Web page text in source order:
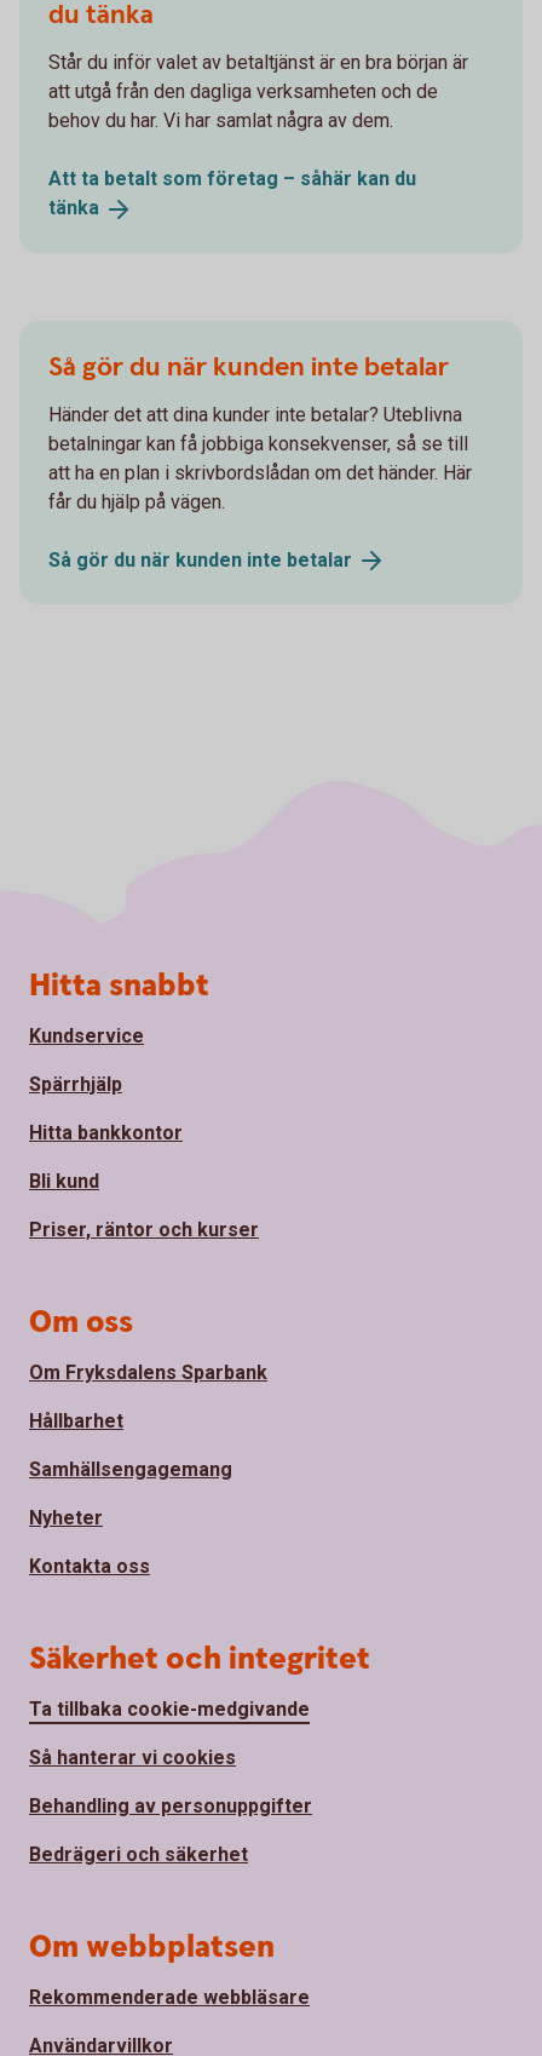
du tänka
Står du inför valet av betaltjänst är en bra början är
att utgå från den dagliga verksamheten och de
behov du har. Vi har samlat några av dem.
Att ta betalt som företag – såhär kan du
tänka
Så gör du när kunden inte betalar
Händer det att dina kunder inte betalar? Uteblivna
betalningar kan få jobbiga konsekvenser, så se till
att ha en plan i skrivbordslådan om det händer. Här
får du hjälp på vägen.
Så gör du när kunden inte betalar
Sidfot
Hitta snabbt
Kundservice
Spärrhjälp
Hitta bankkontor
Bli kund
Priser, räntor och kurser
Om oss
Om Fryksdalens Sparbank
Hållbarhet
Samhällsengagemang
Nyheter
Kontakta oss
Säkerhet och integritet
Ta tillbaka cookie-medgivande
Så hanterar vi cookies
Behandling av personuppgifter
Bedrägeri och säkerhet
Om webbplatsen
Rekommenderade webbläsare
Användarvillkor